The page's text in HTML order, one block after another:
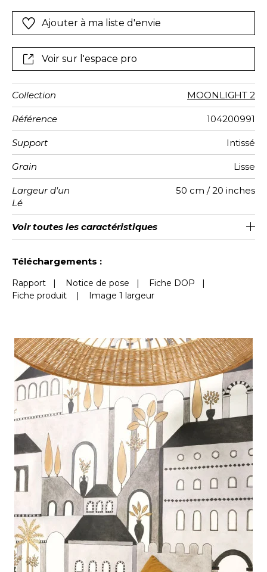
manger !Ajouter à ma liste d'envie
Voir sur l'espace pro
Collection MOONLIGHT 2
Référence 104200991
Support Intissé
Grain Lisse
Largeur d'un
Lé
50 cm / 20 inches
Hauteur 310 cm / 122 inches
Largeur
Totale
200 cm / 79 inches
Raccord Raccord droit
Nombre de
lés
4
Poids g/m² 147
Entretien Lavable
Pose colle Encollage du mur
Dépose Arrachage à sec
Norme COV A+
ASTME84 Class A
Norme
euroclass
B s1 d0
Voir toutes les caractéristiques
Téléchargements :
Rapport | Notice de pose | Fiche DOP |
Fiche produit
| Image 1 largeur